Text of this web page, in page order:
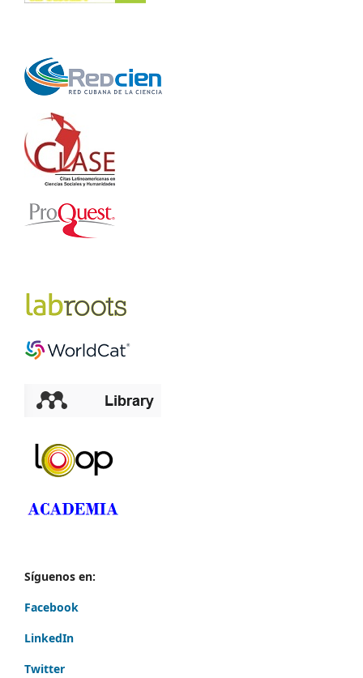
Síguenos en:
Facebook
LinkedIn
Twitter